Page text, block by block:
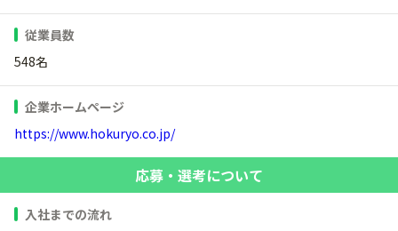
従業員数
548名
企業ホームページ
https://www.hokuryo.co.jp/
応募・選考について
入社までの流れ